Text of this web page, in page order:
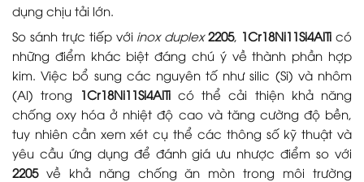
dụng chịu tải lớn.
So sánh trực tiếp với inox duplex 2205, 1Cr18Ni11Si4AlTi có
những điểm khác biệt đáng chú ý về thành phần hợp
kim. Việc bổ sung các nguyên tố như silic (Si) và nhôm
(Al) trong
1Cr18Ni11Si4AlTicó thể cải thiện khả năng
chống oxy hóa ở nhiệt độ cao và tăng cường độ bền,
tuy nhiên cần xem xét cụ thể các thông số kỹ thuật và
yêu cầu ứng dụng để đánh giá ưu nhược điểm so với
2205về khả năng chống ăn mòn trong môi trường